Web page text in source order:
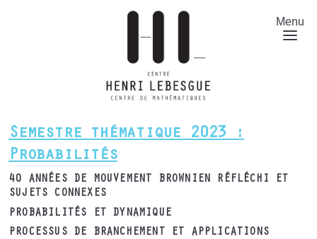
Menu
Semestre thématique 2023 :
Probabilités
40 ANNÉES DE MOUVEMENT BROWNIEN RÉFLÉCHI ET
SUJETS CONNEXES
PROBABILITÉS ET DYNAMIQUE
PROCESSUS DE BRANCHEMENT ET APPLICATIONS